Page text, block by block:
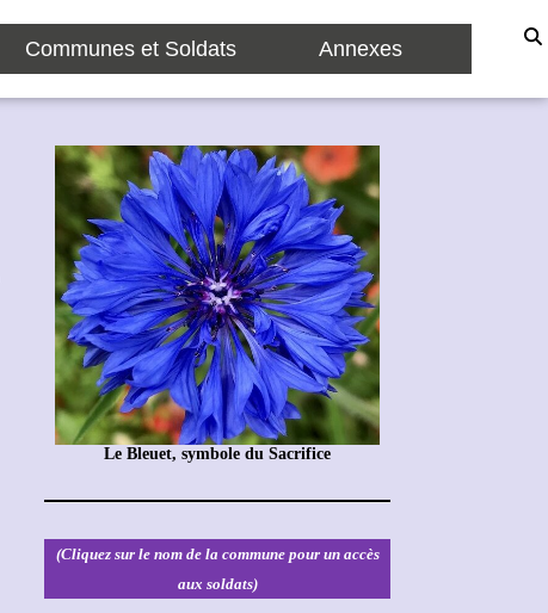
Communes et Soldats Annexes
Le Bleuet, symbole du Sacrifice
(Cliquez sur le nom de la commune pour un accès
aux soldats)